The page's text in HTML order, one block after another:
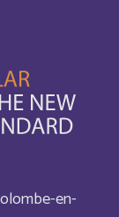
en-
Inglés